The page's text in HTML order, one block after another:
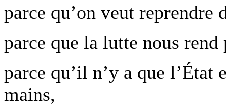
parce qu’on veut reprendre
parce que la lutte nous
parce qu’il n’y a que l’État
mains,